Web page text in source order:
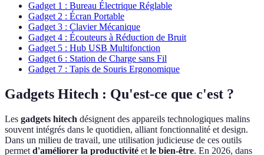
Gadget 1 : Bureau Électrique Réglable
Gadget 2 : Écran Portable
Gadget 3 : Clavier Mécanique
Gadget 4 : Écouteurs à Réduction de Bruit
Gadget 5 : Hub USB Multifonction
Gadget 6 : Station de Charge sans Fil
Gadget 7 : Tapis de Souris Ergonomique
Gadgets Hitech : Qu'est-ce que c'est ?
Les gadgets hitech désignent des appareils technologiques malins
souvent intégrés dans le quotidien, alliant fonctionnalité et design.
Dans un milieu de travail, une utilisation judicieuse de ces outils
permet d'améliorer la productivité et le bien-être. En 2026, dans